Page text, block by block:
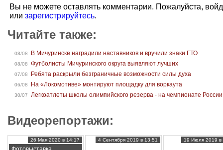
Вы не можете оставлять комментарии. Пожалуйста,
или зарегистрируйтесь.
Читайте также:
08/08 В Мичуринске наградили наставников и вручили знаки ГТО
08/08 Футболисты Мичуринского округа выявляют лучших
07/08 Ребята раскрыли безграничные возможности силы духа
06/08 На «Локомотиве» монтируют площадку для воркаута
30/07 Легкоатлеты школы олимпийского резерва - на чемпионате России
Видеорепортажи:
26 Мая 2020 в 14:17 4 Сентября 2019 в 13:51 19 Июля 2019 в